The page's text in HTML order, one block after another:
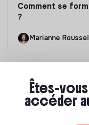
Comment se
?
Marianne Roussel
Êtes-
accéder